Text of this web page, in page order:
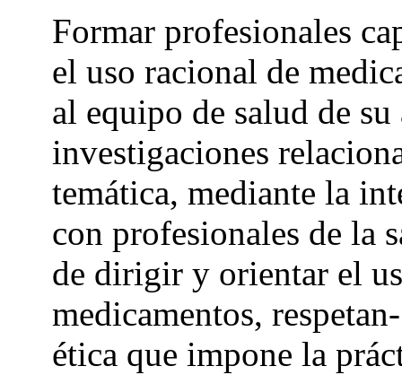
Formar profesionales
el uso racional de
al equipo de salud de su
investigaciones
temática, mediante la
con profesionales de la
de dirigir y orientar el
medicamentos,
ética que impone la